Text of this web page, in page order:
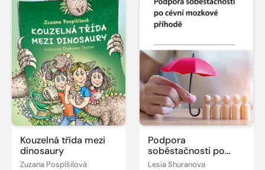
Kouzelná třída mezi
dinosaury
Zuzana Pospíšilová
Podpora
soběstačnosti po
cévní mozkové
Lesia Shuranova